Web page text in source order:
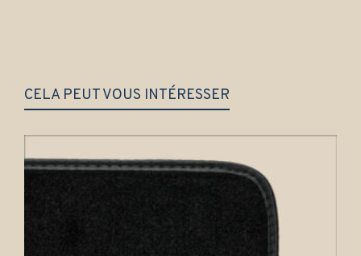
CELA PEUT VOUS INTÉRESSER